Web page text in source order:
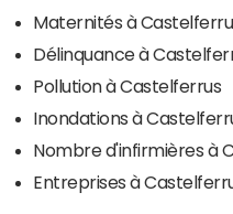
Maternités à
Délinquance à
Pollution à Castelferrus
Inondations à
Nombre d'infirmières à
Entreprises à